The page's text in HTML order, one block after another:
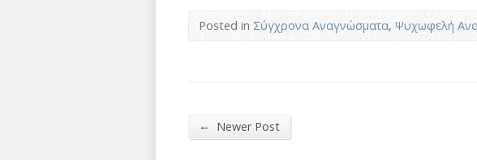
Posted inΣύγχρονα Αναγνώσματα, Ψυχωφελή
← Newer Post